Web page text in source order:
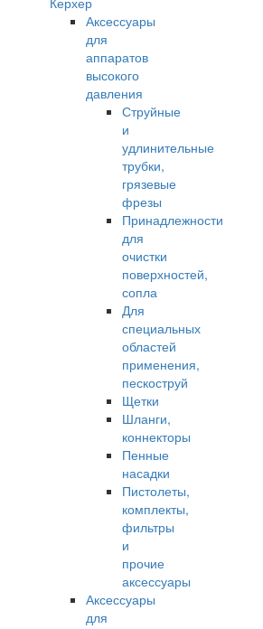
Аксессуары
для
аппаратов
высокого
давления
Струйные
и
удлинительные
трубки,
грязевые
фрезы
Принадлежности
для
очистки
поверхностей,
сопла
Для
специальных
областей
применения,
пескоструй
Щетки
Шланги,
коннекторы
Пенные
насадки
Пистолеты,
комплекты,
фильтры
и
прочие
аксессуары
Аксессуары
для